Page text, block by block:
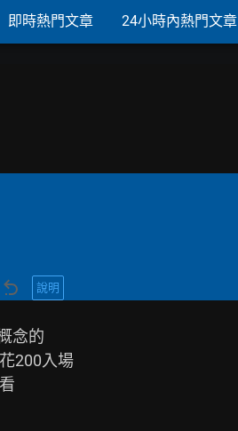
即時熱門文章 24小時內熱門文章
說明
念的
200入場